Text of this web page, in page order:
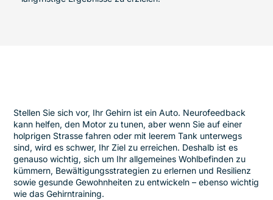
Stellen Sie sich vor, Ihr Gehirn ist ein Auto. Neurofeedback
kann helfen, den Motor zu tunen, aber wenn Sie auf einer
holprigen Strasse fahren oder mit leerem Tank unterwegs
sind, wird es schwer, Ihr Ziel zu erreichen. Deshalb ist es
genauso wichtig, sich um Ihr allgemeines Wohlbefinden zu
kümmern, Bewältigungsstrategien zu erlernen und Resilienz
sowie gesunde Gewohnheiten zu entwickeln – ebenso wichtig
wie das Gehirntraining.